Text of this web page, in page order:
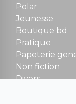
Fermé le
NOUS
contact@la-
Polar
Jeunesse
Boutique bd
Pratique
Papeterie
Non fiction
Divers